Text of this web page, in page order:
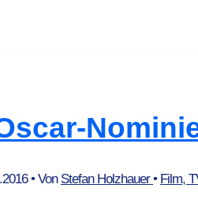
• Von Stefan Holzhauer• Film,